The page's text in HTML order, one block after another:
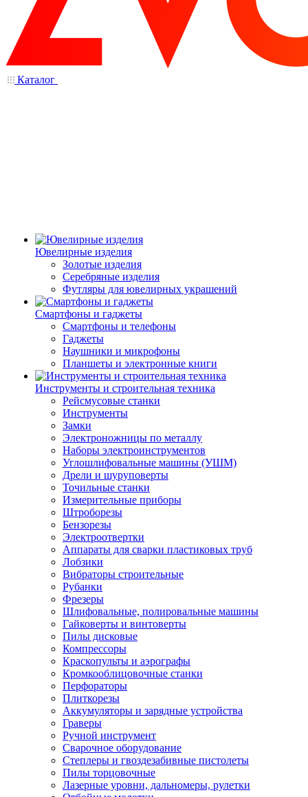
Каталог
Ювелирные изделия
Золотые изделия
Серебряные изделия
Футляры для ювелирных украшений
Смартфоны и гаджеты
Смартфоны и телефоны
Гаджеты
Наушники и микрофоны
Планшеты и электронные книги
Инструменты и строительная техника
Рейсмусовые станки
Инструменты
Замки
Электроножницы по металлу
Наборы электроинструментов
Углошлифовальные машины (УШМ)
Дрели и шуруповерты
Точильные станки
Измерительные приборы
Штроборезы
Бензорезы
Электроотвертки
Аппараты для сварки пластиковых труб
Лобзики
Вибраторы строительные
Рубанки
Фрезеры
Шлифовальные, полировальные машины
Гайковерты и винтоверты
Пилы дисковые
Компрессоры
Краскопульты и аэрографы
Кромкооблицовочные станки
Перфораторы
Плиткорезы
Аккумуляторы и зарядные устройства
Граверы
Ручной инструмент
Сварочное оборудование
Степлеры и гвоздезабивные пистолеты
Пилы торцовочные
Лазерные уровни, дальномеры, рулетки